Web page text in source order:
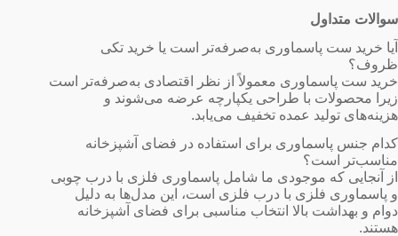
سوالات متداول
آیا خرید ست پاسماوری به‌صرفه‌تر است یا خرید تکی
ظروف؟
خرید ست پاسماوری معمولاً از نظر اقتصادی به‌صرفه‌تر است
زیرا محصولات با طراحی یکپارچه عرضه می‌شوند و
هزینه‌های تولید عمده تخفیف می‌یابد.
کدام جنس پاسماوری برای استفاده در فضای آشپزخانه
مناسب‌تر است؟
از آنجایی که موجودی ما شامل پاسماوری فلزی با درب چوبی
و پاسماوری فلزی با درب فلزی است، این مدل‌ها به دلیل
دوام و بهداشت بالا انتخاب مناسبی برای فضای آشپزخانه
هستند.